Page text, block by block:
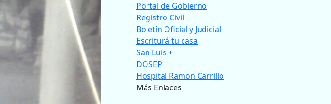
Portal de Gobierno
Registro Civil
Boletín Oficial y Judicial
Escriturá tu casa
San Luis +
DOSEP
Hospital Ramon Carrillo
Más Enlaces